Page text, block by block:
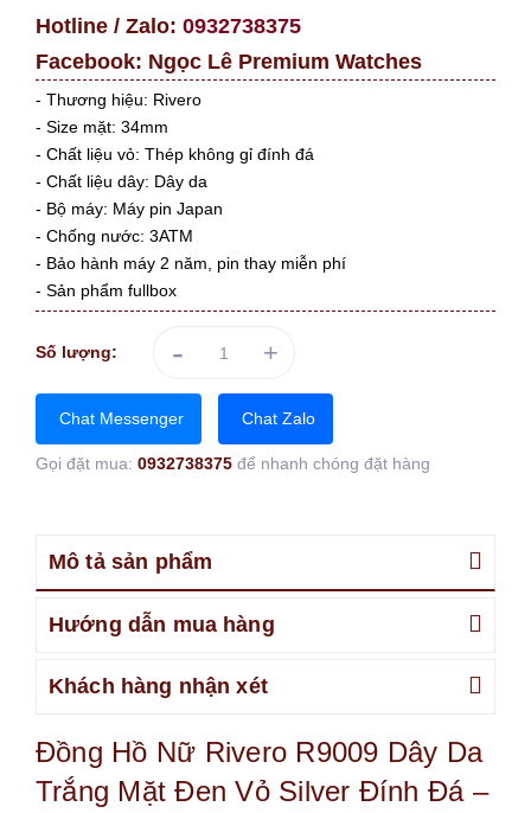
Hotline / Zalo: 0932738375
Facebook: Ngọc Lê Premium Watches
- Thương hiệu: Rivero
- Size mặt: 34mm
- Chất liệu vỏ: Thép không gỉ đính đá
- Chất liệu dây: Dây da
- Bộ máy: Máy pin Japan
- Chống nước: 3ATM
- Bảo hành máy 2 năm, pin thay miễn phí
- Sản phẩm fullbox
Số lượng: - +
Chat Messenger Chat Zalo
Gọi đặt mua: 0932738375 để nhanh chóng đặt hàng
Mô tả sản phẩm
Hướng dẫn mua hàng
Khách hàng nhận xét
Đồng Hồ Nữ Rivero R9009 Dây Da
Trắng Mặt Đen Vỏ Silver Đính Đá –